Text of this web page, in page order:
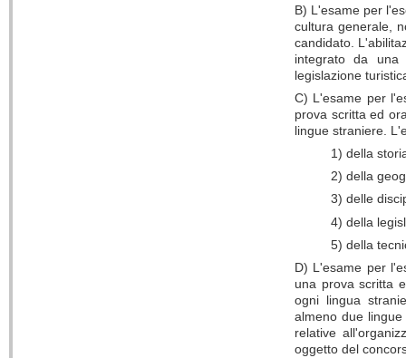
B) L'esame per
cultura generale,
candidato.
integrato da una
legislazione
C) L'esame per
prova scritta ed
lingue straniere.
1) della
2) della
3) delle
4) della
5) della
D) L'esame per
una prova scritta
ogni lingua
almeno due
relative
oggetto del